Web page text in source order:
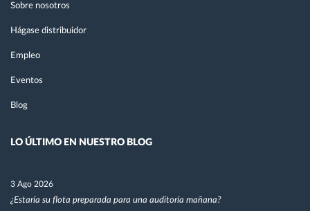
Sobre nosotros
Hágase distribuidor
Empleo
Eventos
Blog
LO ÚLTIMO EN NUESTRO BLOG
3 Ago 2026
¿Estaría su flota preparada para una auditoría mañana?